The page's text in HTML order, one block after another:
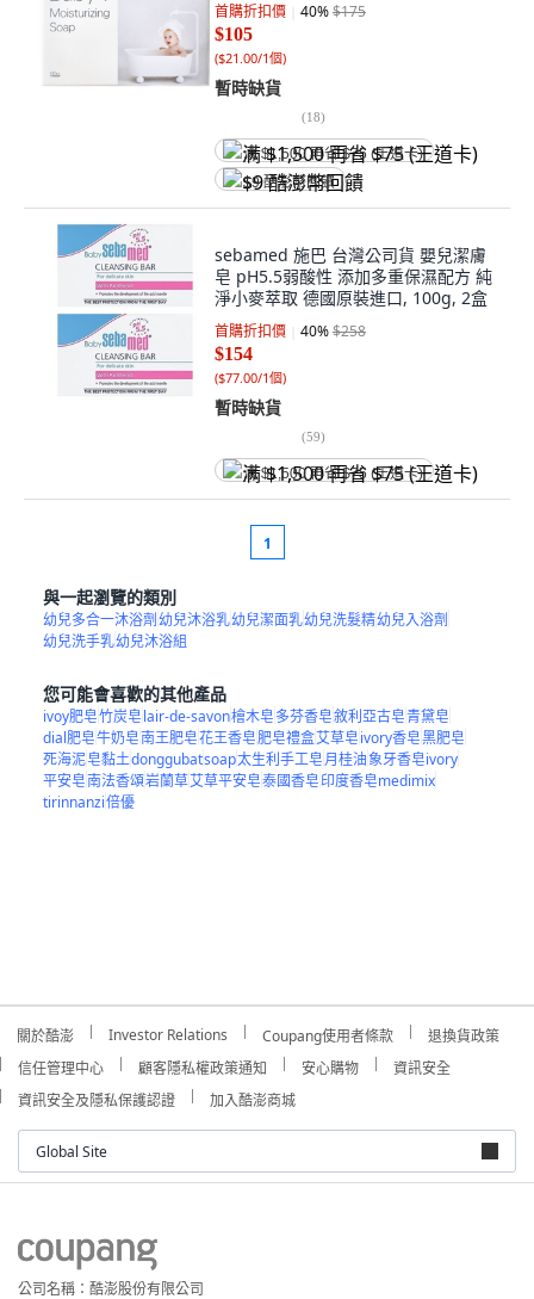
首購折扣價 40%$175
$105
($21.00/1個)
暫時缺貨
(18)
满 $1,500 再省 $75 (王道卡)
$9 酷澎幣回饋
sebamed 施巴 台灣公司貨 嬰兒潔膚
皂 pH5.5弱酸性 添加多重保濕配方 純
淨小麥萃取 德國原裝進口, 100g, 2盒
首購折扣價 40%$258
$154
($77.00/1個)
暫時缺貨
(59)
满 $1,500 再省 $75 (王道卡)
1
與一起瀏覽的類別
幼兒多合一沐浴劑幼兒沐浴乳幼兒潔面乳幼兒洗髮精幼兒入浴劑
幼兒洗手乳幼兒沐浴組
您可能會喜歡的其他產品
ivoy肥皂竹炭皂lair-de-savon檜木皂多芬香皂敘利亞古皂青黛皂
dial肥皂牛奶皂南王肥皂花王香皂肥皂禮盒艾草皂ivory香皂黑肥皂
死海泥皂黏土donggubatsoap太生利手工皂月桂油象牙香皂ivory
平安皂南法香頌岩蘭草艾草平安皂泰國香皂印度香皂medimix
tirinnanzi倍優
關於酷澎 Investor Relations Coupang使用者條款
退換貨政策
信任管理中心
顧客隱私權政策通知 安心購物
資訊安全
資訊安全及隱私保護認證
加入酷澎商城
Global Site
公司名稱：酷澎股份有限公司